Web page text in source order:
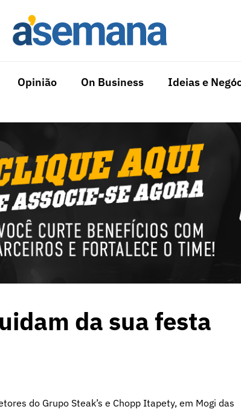
Opinião On Business Ideias e
da sua festa
do Grupo Steak’s e Chopp Itapety, em Mogi das